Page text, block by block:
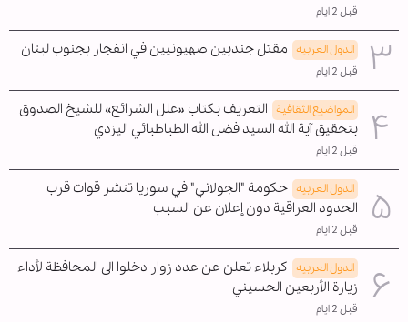
قبل 2 ايام
الدول العربیه مقتل جنديين صهيونيين في انفجار بجنوب لبنان
قبل 2 ايام
المواضیع الثقافية التعريف بكتاب «علل الشرائع» للشيخ الصدوق
بتحقيق آية الله السيد فضل الله الطباطبائي اليزدي
قبل 2 ايام
الدول العربیه حكومة "الجولاني" في سوريا تنشر قوات قرب
الحدود العراقية دون إعلان عن السبب
قبل 2 ايام
الدول العربیه كربلاء تعلن عن عدد زوار دخلوا الى المحافظة لأداء
زيارة الأربعين الحسيني
قبل 2 ايام